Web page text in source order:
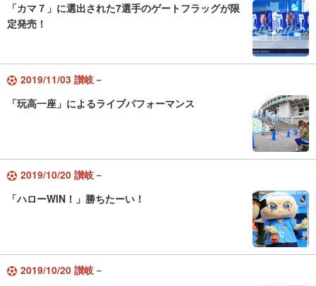
「カマ７」に選出された7選手のゲートフラッグが限
定発売！
2019/11/03 讃岐－
「玩高一座」によるライブパフォーマンス
2019/10/20 讃岐－
「ハローWIN！」勝ちたーい！
2019/10/20 讃岐－